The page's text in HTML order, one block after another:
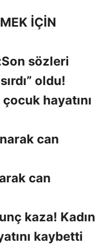
İÇİN
Son sözleri
oldu!
hayatını
can